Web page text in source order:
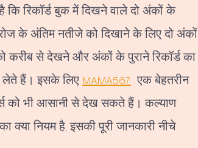
रिकॉर्ड बुक में दिखने वाले दो अंकों के
के अंतिम नतीजे को दिखाने के लिए दो अंकों
करीब से देखने और अंकों के पुराने रिकॉर्ड का
लेते हैं। इसके लिए MAMA567 एक बेहतरीन
को भी आसानी से देख सकते हैं। कल्याण
नियम है, इसकी पूरी जानकारी नीचे